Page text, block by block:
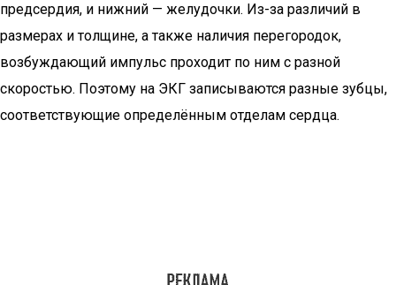
предсердия, и нижний — желудочки. Из-за различий в
размерах и толщине, а также наличия перегородок,
возбуждающий импульс проходит по ним с разной
скоростью. Поэтому на ЭКГ записываются разные зубцы,
соответствующие определённым отделам сердца.